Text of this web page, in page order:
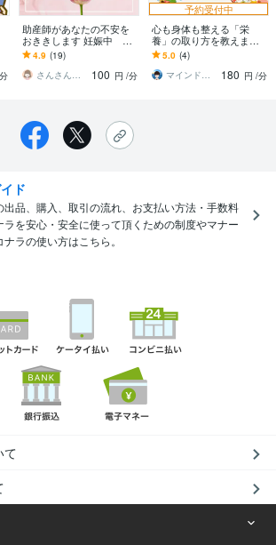
助産師があなたの不安を
おききします 妊娠中 産
後 育児の悩み相談等心
配なことお聞きます。
4.9 (19)
さんさんいちさん
100 円 /分
予約受付中
心も身体も整える「栄
養」の取り方を教えます
【分子栄養学＋公認心理
師】の手法で、さまざま
な相談に乗ります
5.0 (4)
マインドレジリエンス
180 円 /分
ド
出品、購入、取引の流れ、お支払い方法・手数料
ラを安心・安全に使って頂くための制度やマナー
ラの使い方はこちら。
て